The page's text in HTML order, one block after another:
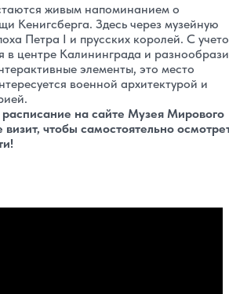
живым напоминанием о
Кенигсберга. Здесь через музейную
Петра I и прусских королей. С
в центре Калининграда и
элементы, это место
военной архитектурой и
на сайте Музея Мирового
чтобы самостоятельно